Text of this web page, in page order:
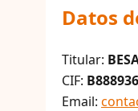
Datos
Titular:
CIF:
Email: